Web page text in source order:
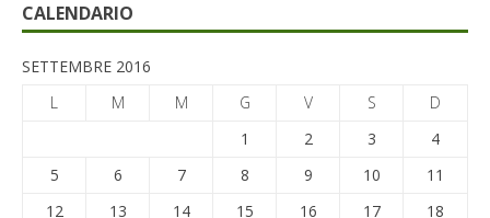
CALENDARIO
SETTEMBRE 2016
L
M M G V S
D
1
2 3
4
5
6 7 8 9 10
11
12
13 14 15 16 17
18